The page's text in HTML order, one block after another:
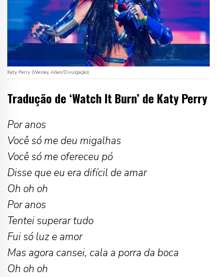
Katy Perry (Wesley Allen/Divulgação)
Tradução de ‘Watch It Burn’ de Katy Perry
Por anos
Você só me deu migalhas
Você só me ofereceu pó
Disse que eu era difícil de amar
Oh oh oh
Por anos
Tentei superar tudo
Fui só luz e amor
Mas agora cansei, cala a porra da boca
Oh oh oh